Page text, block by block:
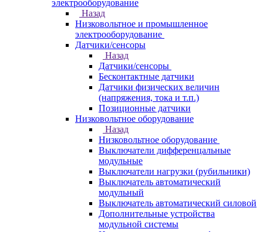
электрооборудование
Назад
Низковольтное и промышленное
электрооборудование
Датчики/сенсоры
Назад
Датчики/сенсоры
Бесконтактные датчики
Датчики физических величин
(напряжения, тока и т.п.)
Позиционные датчики
Низковольтное оборудование
Назад
Низковольтное оборудование
Выключатели дифференцальные
модульные
Выключатели нагрузки (рубильники)
Выключатель автоматический
модульный
Выключатель автоматический силовой
Дополнительные устройства
модульной системы